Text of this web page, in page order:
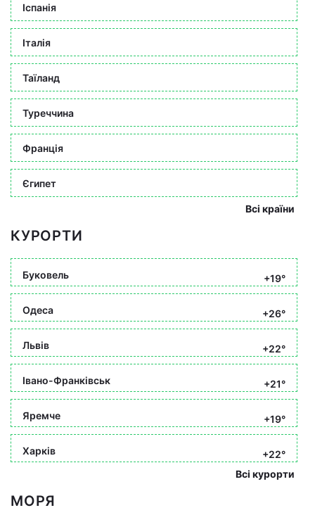
Іспанія
Італія
Таїланд
Туреччина
Франція
Єгипет
Всі країни
КУРОРТИ
Буковель +19°
Одеса +26°
Львів +22°
Івано-Франківськ +21°
Яремче +19°
Харків
+22°
Всі курорти
МОРЯ